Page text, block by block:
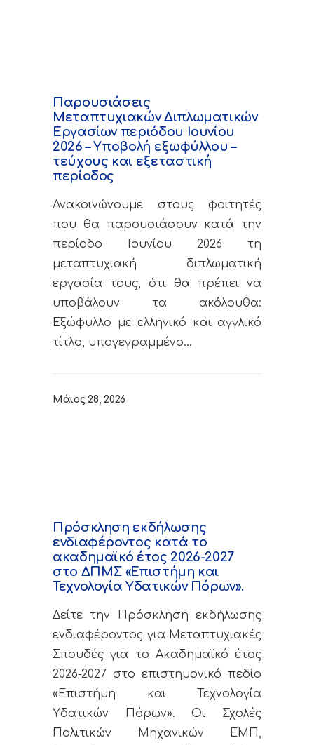
Παρουσιάσεις
Μεταπτυχιακών Διπλωματικών
Εργασίων περιόδου Ιουνίου
2026 – Υποβολή εξωφύλλου –
τεύχους και εξεταστική
περίοδος
Ανακοινώνουμε στους φοιτητές
που θα παρουσιάσουν κατά την
περίοδο Ιουνίου 2026 τη
μεταπτυχιακή διπλωματική
εργασία τους, ότι θα πρέπει να
υποβάλουν τα ακόλουθα:
Εξώφυλλο με ελληνικό και αγγλικό
τίτλο, υπογεγραμμένο…
Μάιος 28, 2026
Πρόσκληση εκδήλωσης
ενδιαφέροντος κατά το
ακαδημαϊκό έτος 2026-2027
στο ΔΠΜΣ «Επιστήμη και
Τεχνολογία Υδατικών Πόρων».
Δείτε την Πρόσκληση εκδήλωσης
ενδιαφέροντος για Μεταπτυχιακές
Σπουδές για το Ακαδημαϊκό έτος
2026-2027 στο επιστημονικό πεδίο
«Επιστήμη και Τεχνολογία
Υδατικών Πόρων». Οι Σχολές
Πολιτικών Μηχανικών ΕΜΠ,